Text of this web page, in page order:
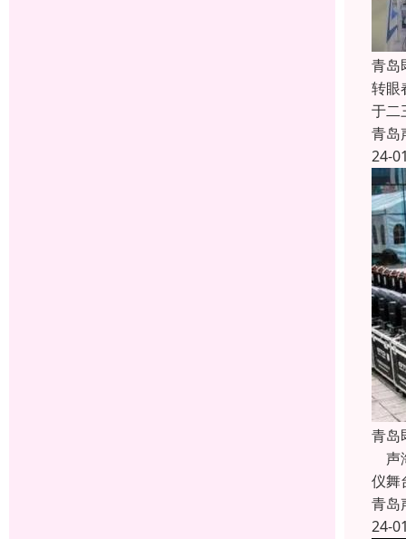
青岛
转眼
于二
青岛
24-
青岛
声
仪舞
青岛
24-